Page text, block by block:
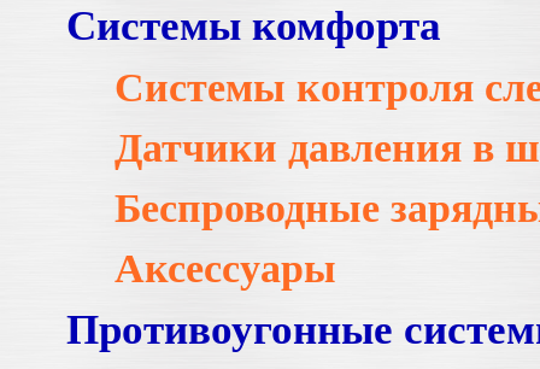
Системы комфорта
Системы контроля
Датчики давления в
Беспроводные
Аксессуары
Противоугонные